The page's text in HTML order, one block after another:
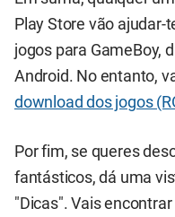
Play Store vão
jogos para GameBoy,
Android. No entanto,
download dos jogos
Por fim, se queres
fantásticos, dá uma
"Dicas". Vais